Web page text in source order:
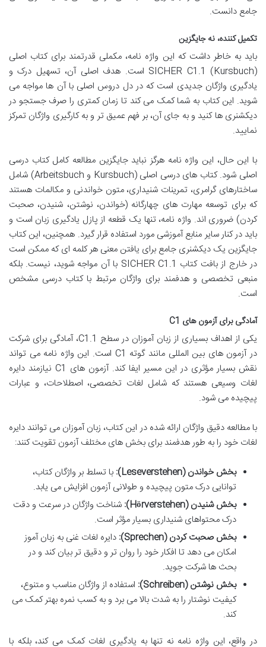
جامع دانست.
تکمیل کننده، نه جایگزین
باید به خاطر داشت که این واژه نامه، مکملی قدرتمند برای کتاب اصلی
SICHER C1.1 (Kursbuch) است. هدف اصلی آن، تسهیل درک و
یادگیری واژگان جدیدی است که در دل دروس اصلی با آن ها مواجه می
شوید. این کتاب به شما کمک می کند تا زمان کمتری را صرف جستجو در
دیکشنری ها کنید و به جای آن، بر فهم عمیق تر و به کارگیری واژگان تمرکز
نمایید.
با این حال، این واژه نامه هرگز نباید جایگزین مطالعه کامل کتاب درسی
اصلی شود. کتاب های درسی اصلی (Kursbuch و Arbeitsbuch) شامل
ساختارهای گرامری، تمرینات شنیداری، متون خواندنی و مکالمات هستند
که برای توسعه مهارت های چهارگانه (خواندن، نوشتن، شنیدن، صحبت
کردن) ضروری اند. واژه نامه، تنها یک قطعه از پازل یادگیری زبان است و
باید در کنار سایر منابع آموزشی مورد استفاده قرار گیرد. همچنین، این کتاب
جایگزین یک دیکشنری جامع برای یافتن معنی هر کلمه ای که ممکن است
در خارج از بافت کتاب SICHER C1.1 با آن مواجه شوید، نیست. بلکه
منبعی تخصصی و هدفمند برای واژگان مرتبط با کتاب درسی مشخص
است.
آمادگی برای آزمون های C1
یکی از اهداف بسیاری از زبان آموزان در سطح C1.1، آمادگی برای شرکت
در آزمون های بین المللی مانند گوته C1 است. این واژه نامه می تواند
نقش بسیار مؤثری در این مسیر ایفا کند. آزمون های C1 نیازمند دایره
لغات وسیعی هستند که شامل لغات تخصصی، اصطلاحات، و عبارات
پیچیده می شود.
با مطالعه دقیق واژگان ارائه شده در این کتاب، زبان آموزان می توانند دایره
لغات خود را به طور هدفمند برای بخش های مختلف آزمون تقویت کنند:
بخش خواندن (Leseverstehen):
با تسلط بر واژگان کتاب،
توانایی درک متون پیچیده و طولانی آزمون افزایش می یابد.
بخش شنیدن (Hörverstehen):
شناخت واژگان در سرعت و دقت
درک محتواهای شنیداری بسیار مؤثر است.
بخش صحبت کردن (Sprechen):
دایره لغات غنی به زبان آموز
امکان می دهد تا افکار خود را روان تر و دقیق تر بیان کند و در
بحث ها شرکت جوید.
بخش نوشتن (Schreiben):
استفاده از واژگان مناسب و متنوع،
کیفیت نوشتار را به شدت بالا می برد و به کسب نمره بهتر کمک می
کند.
در واقع، این واژه نامه نه تنها به یادگیری لغات کمک می کند، بلکه با